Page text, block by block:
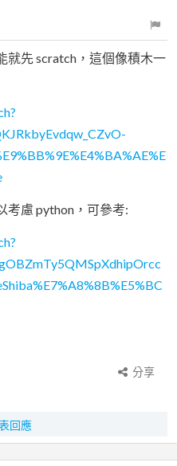
就先 scratch，這個像積木一
考慮 python，可參考:
分享
回應